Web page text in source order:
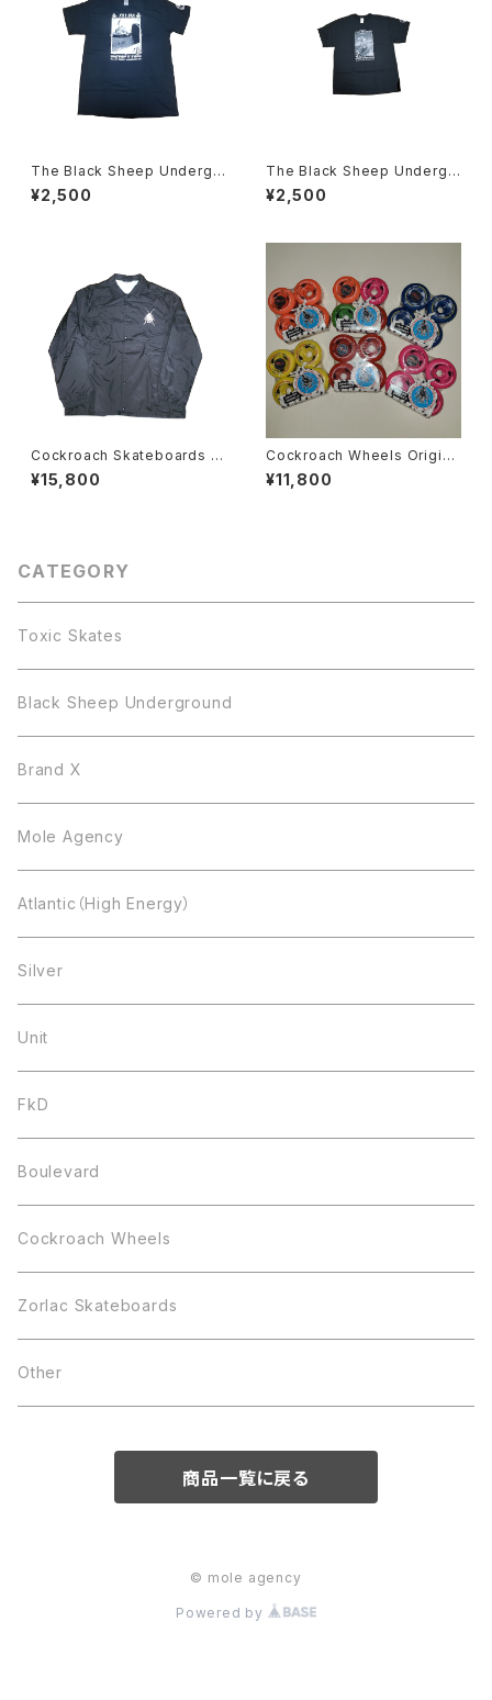
The Black Sheep Undergr
ound Steve Alba Tシャツ
¥2,500
The Black Sheep Undergr
¥2,500
Cockroach Skateboards R
oach コーチジャケット
¥15,800
Cockroach Wheels Origina
ls スケートボード ウィール
¥11,800
CATEGORY
Toxic Skates
Black Sheep Underground
Brand X
Mole Agency
Atlantic（High Energy）
Silver
Unit
FkD
Boulevard
Cockroach Wheels
Zorlac Skateboards
Other
商品一覧に戻る
© mole agency
Powered by